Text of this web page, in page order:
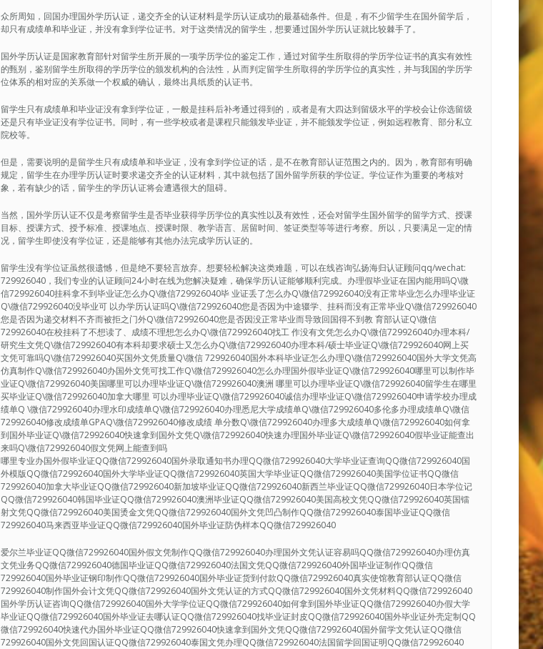
众所周知，回国办理国外学历认证，递交齐全的认证材料是学历认证成功的最基础条件。但是，有不少留学生在国外留学后，
却只有成绩单和毕业证，并没有拿到学位证书。对于这类情况的留学生，想要通过国外学历认证就比较棘手了。
国外学历认证是国家教育部针对留学生所开展的一项学历学位的鉴定工作，通过对留学生所取得的学历学位证书的真实有效性
的甄别，鉴别留学生所取得的学历学位的颁发机构的合法性，从而判定留学生所取得的学历学位的真实性，并与我国的学历学
位体系的相对应的关系做一个权威的确认，最终出具纸质的认证书。
留学生只有成绩单和毕业证没有拿到学位证，一般是挂科后补考通过得到的，或者是有大四达到留级水平的学校会让你选留级
还是只有毕业证没有学位证书。同时，有一些学校或者是课程只能颁发毕业证，并不能颁发学位证，例如远程教育、部分私立
院校等。
但是，需要说明的是留学生只有成绩单和毕业证，没有拿到学位证的话，是不在教育部认证范围之内的。因为，教育部有明确
规定，留学生在办理学历认证时要求递交齐全的认证材料，其中就包括了国外留学所获的学位证。学位证作为重要的考核对
象，若有缺少的话，留学生的学历认证将会遭遇很大的阻碍。
当然，国外学历认证不仅是考察留学生是否毕业获得学历学位的真实性以及有效性，还会对留学生国外留学的留学方式、授课
目标、授课方式、授予标准、授课地点、授课时限、教学语言、居留时间、签证类型等等进行考察。所以，只要满足一定的情
况，留学生即使没有学位证，还是能够有其他办法完成学历认证的。
留学生没有学位证虽然很遗憾，但是绝不要轻言放弃。想要轻松解决这类难题，可以在线咨询弘扬海归认证顾问qq/wechat:
729926040，我们专业的认证顾问24小时在线为您解决疑难，确保学历认证能够顺利完成。办理假毕业证在国内能用吗Q\微
信729926040挂科拿不到毕业证怎么办Q\微信729926040毕 业证丢了怎么办Q\微信729926040没有正常毕业怎么办理毕业证
Q\微信729926040没毕业可 以办学历认证吗Q\微信729926040您是否因为中途辍学、挂科而没有正常毕业Q\微信729926040
您是否因为递交材料不齐而被拒之门外Q\微信729926040您是否因没正常毕业而导致回国得不到教 育部认证Q\微信
729926040在校挂科了不想读了、成绩不理想怎么办Q\微信729926040找工 作没有文凭怎么办Q\微信729926040办理本科/
研究生文凭Q\微信729926040有本科却要求硕士又怎么办Q\微信729926040办理本科/硕士毕业证Q\微信729926040网上买
文凭可靠吗Q\微信729926040买国外文凭质量Q\微信 729926040国外本科毕业证怎么办理Q\微信729926040国外大学文凭高
仿真制作Q\微信729926040办国外文凭可找工作Q\微信729926040怎么办理国外假毕业证Q\微信729926040哪里可以制作毕
业证Q\微信729926040美国哪里可以办理毕业证Q\微信729926040澳洲 哪里可以办理毕业证Q\微信729926040留学生在哪里
买毕业证Q\微信729926040加拿大哪里 可以办理毕业证Q\微信729926040诚信办理毕业证Q\微信729926040申请学校办理成
绩单Q \微信729926040办理水印成绩单Q\微信729926040办理悉尼大学成绩单Q\微信729926040多伦多办理成绩单Q\微信
729926040修改成绩单GPAQ\微信729926040修改成绩 单分数Q\微信729926040办理多大成绩单Q\微信729926040如何拿
到国外毕业证Q\微信729926040快速拿到国外文凭Q\微信729926040快速办理国外毕业证Q\微信729926040假毕业证能查出
来吗Q\微信729926040假文凭网上能查到吗
哪里专业办国外假毕业证QQ微信729926040国外录取通知书办理QQ微信729926040大学毕业证查询QQ微信729926040国
外模版QQ微信729926040国外大学毕业证QQ微信729926040英国大学毕业证QQ微信729926040美国学位证书QQ微信
729926040加拿大毕业证QQ微信729926040新加坡毕业证QQ微信729926040新西兰毕业证QQ微信729926040日本学位记
QQ微信729926040韩国毕业证QQ微信729926040澳洲毕业证QQ微信729926040美国高校文凭QQ微信729926040英国镭
射文凭QQ微信729926040美国烫金文凭QQ微信729926040国外文凭凹凸制作QQ微信729926040泰国毕业证QQ微信
729926040马来西亚毕业证QQ微信729926040国外毕业证防伪样本QQ微信729926040
爱尔兰毕业证QQ微信729926040国外假文凭制作QQ微信729926040办理国外文凭认证容易吗QQ微信729926040办理仿真
文凭业务QQ微信729926040德国毕业证QQ微信729926040法国文凭QQ微信729926040外国毕业证制作QQ微信
729926040国外毕业证钢印制作QQ微信729926040国外毕业证货到付款QQ微信729926040真实使馆教育部认证QQ微信
729926040制作国外会计文凭QQ微信729926040国外文凭认证的方式QQ微信729926040国外文凭材料QQ微信729926040
国外学历认证咨询QQ微信729926040国外大学学位证QQ微信729926040如何拿到国外毕业证QQ微信729926040办假大学
毕业证QQ微信729926040国外毕业证去哪认证QQ微信729926040找毕业证封皮QQ微信729926040国外毕业证外壳定制QQ
微信729926040快速代办国外毕业证QQ微信729926040快速拿到国外文凭QQ微信729926040国外留学文凭认证QQ微信
729926040国外文凭回国认证QQ微信729926040泰国文凭办理QQ微信729926040法国留学回国证明QQ微信729926040